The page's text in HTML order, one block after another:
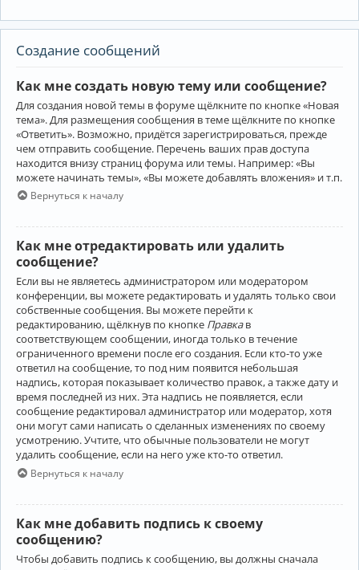
Создание сообщений
Как мне создать новую тему или сообщение?
Для создания новой темы в форуме щёлкните по кнопке «Новая
тема». Для размещения сообщения в теме щёлкните по кнопке
«Ответить». Возможно, придётся зарегистрироваться, прежде
чем отправить сообщение. Перечень ваших прав доступа
находится внизу страниц форума или темы. Например: «Вы
можете начинать темы», «Вы можете добавлять вложения» и т.п.
Вернуться к началу
Как мне отредактировать или удалить
сообщение?
Если вы не являетесь администратором или модератором
конференции, вы можете редактировать и удалять только свои
собственные сообщения. Вы можете перейти к
редактированию, щёлкнув по кнопке Правкав
соответствующем сообщении, иногда только в течение
ограниченного времени после его создания. Если кто-то уже
ответил на сообщение, то под ним появится небольшая
надпись, которая показывает количество правок, а также дату и
время последней из них. Эта надпись не появляется, если
сообщение редактировал администратор или модератор, хотя
они могут сами написать о сделанных изменениях по своему
усмотрению. Учтите, что обычные пользователи не могут
удалить сообщение, если на него уже кто-то ответил.
Вернуться к началу
Как мне добавить подпись к своему
сообщению?
Чтобы добавить подпись к сообщению, вы должны сначала